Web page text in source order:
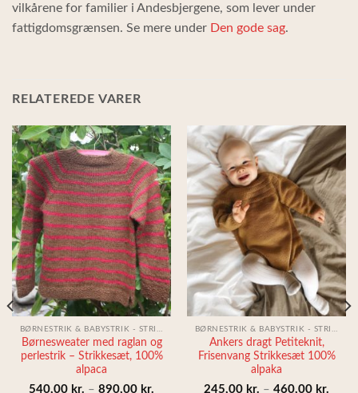
vilkårene for familier i Andesbjergene, som lever under
fattigdomsgrænsen. Se mere under Den gode sag.
RELATEREDE VARER
BØRNESTRIK & BABYSTRIK - STRIKKESÆT
Børnesweater med raglan og
perlestrik – Strikkesæt, 100%
alpaca
540,00 kr. – 890,00 kr. Prisinterval:
BØRNESTRIK & BABYSTRIK - STRIKKESÆT
Ankers dragt Petiteknit,
Frisenvang Strikkesæt 100%
alpaka
245,00 kr. – 460,00 kr.